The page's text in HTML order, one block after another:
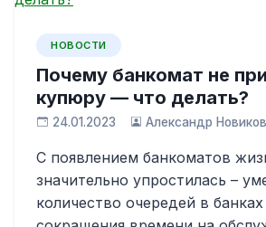
НОВОСТИ
Почему банкомат не
купюру — что делать?
24.01.2023 Александр Новиков
С появлением банкоматов
значительно упростилась –
количество очередей в банках